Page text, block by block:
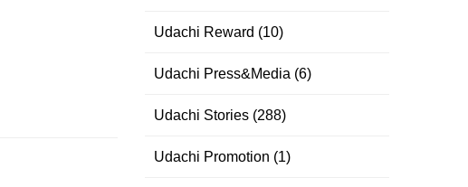
Udachi Reward (10)
Udachi Press&Media (6)
Udachi Stories (288)
Udachi Promotion (1)